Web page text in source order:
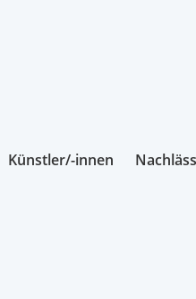
Künstler/-innen